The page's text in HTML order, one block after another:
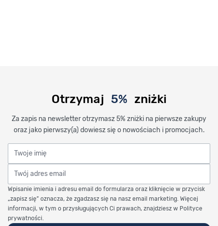
Otrzymaj 5% zniżki
Za zapis na newsletter otrzymasz 5% zniżki na pierwsze zakupy
oraz jako pierwszy(a) dowiesz się o nowościach i promocjach.
Twoje imię
Twój adres email
Wpisanie imienia i adresu email do formularza oraz kliknięcie w przycisk
„zapisz się” oznacza, że zgadzasz się na nasz email marketing. Więcej
informacji, w tym o przysługujących Ci prawach, znajdziesz w Polityce
prywatności.